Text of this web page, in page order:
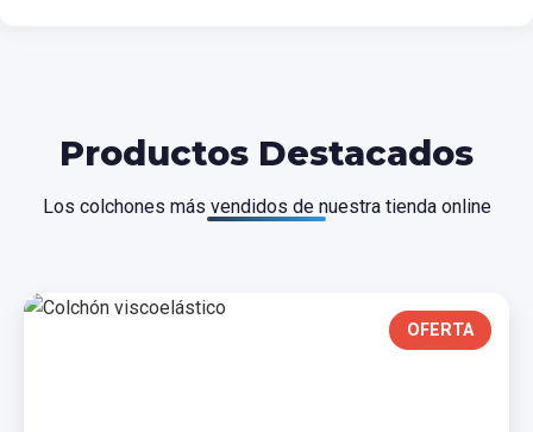
Productos Destacados
Los colchones más vendidos de nuestra tienda online
OFERTA